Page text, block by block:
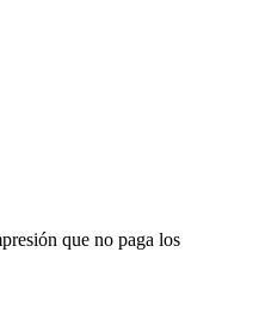
que no paga los